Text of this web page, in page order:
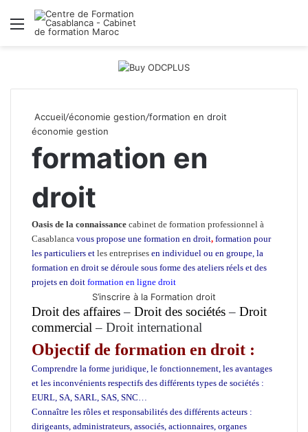
Menu
Accueil/économie gestion/formation en droit
économie gestion
formation en
droit
Oasis de la connaissance cabinet de formation professionnel à
Casablanca vous propose une formation en droit, formation pour
les particuliers et les entreprises en individuel ou en groupe, la
formation en droit se déroule sous forme des ateliers réels et des
projets en doit formation en ligne droit
S’inscrire à la Formation droit
Droit des affaires– Droit des sociétés– Droit
commercial – Droit international
Objectif de formation en droit :
Comprendre la forme juridique, le fonctionnement, les avantages
et les inconvénients respectifs des différents types de sociétés :
EURL, SA, SARL, SAS, SNC…
Connaître les rôles et responsabilités des différents acteurs :
dirigeants, administrateurs, associés, actionnaires, organes